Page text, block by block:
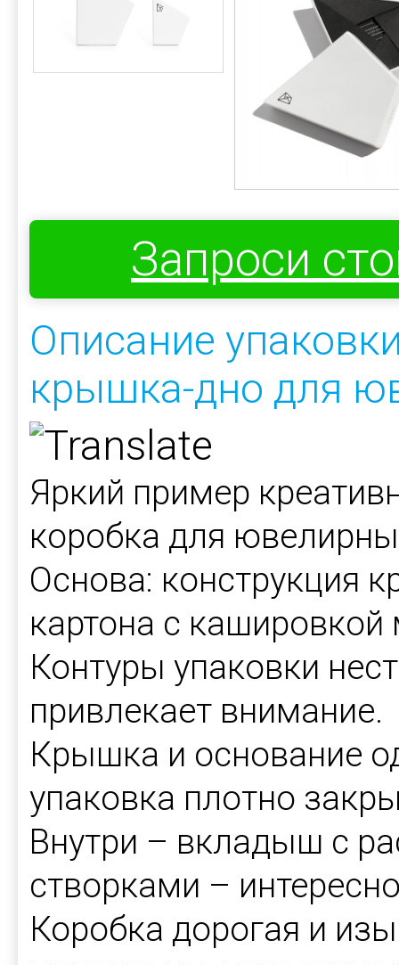
Запроси
Описание
крышка-дно для
Яркий пример
коробка для
Основа: конструкция
картона с
Контуры упаковки
привлекает внимание.
Крышка и основание
упаковка плотно
Внутри – вкладыш с
створками –
Коробка дорогая и